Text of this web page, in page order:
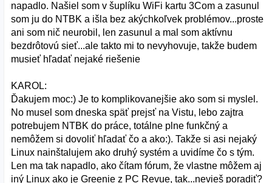
napadlo. Našiel som v šuplíku WiFi kartu 3Com a zasunul
som ju do NTBK a išla bez akýchkoľvek problémov...proste
ani som nič neurobil, len zasunul a mal som aktívnu
bezdrôtovú sieť...ale takto mi to nevyhovuje, takže budem
musieť hľadať nejaké riešenie
KAROL:
Ďakujem moc:) Je to komplikovanejšie ako som si myslel.
No musel som dneska späť prejsť na Vistu, lebo zajtra
potrebujem NTBK do práce, totálne plne funkčný a
nemôžem si dovoliť hľadať čo a ako:). Takže si asi nejaký
Linux nainštalujem ako druhý systém a uvidíme čo s tým.
Len ma tak napadlo, ako čítam fórum, že vlastne môžem aj
iný Linux ako je Greenie z PC Revue, tak...nevieš poradiť?